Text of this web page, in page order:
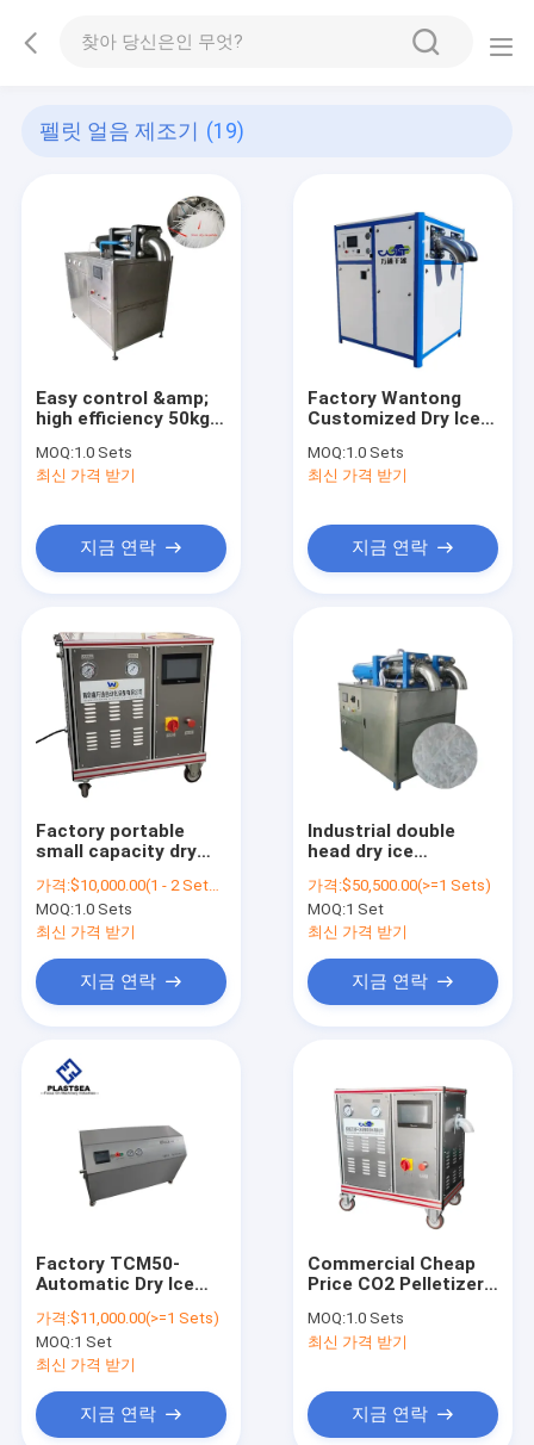
펠릿 얼음 제조기 (19)
Easy control &amp;
high efficiency 50kg
machine dry ice
machine dry ice
MOQ:1.0 Sets
최신 가격 받기
지금 연락
Factory Wantong
Customized Dry Ice
Price Dry Ice Making
Machine With Large
MOQ:1.0 Sets
최신 가격 받기
지금 연락
Factory portable
small capacity dry
dry ice pellets maker
for sale
가격:$10,000.00(1 - 2 Sets) $8,200.00(>=3 Sets)
MOQ:1.0 Sets
최신 가격 받기
지금 연락
Industrial double
head dry ice
ice size/dry ice
maker tube ice
machine
가격:$50,500.00(>=1 Sets)
MOQ:1 Set
최신 가격 받기
지금 연락
Factory TCM50-
Automatic Dry Ice
Dry Ice Pelletizer
가격:$11,000.00(>=1 Sets)
MOQ:1 Set
최신 가격 받기
지금 연락
Commercial Cheap
Price CO2 Pelletizer
Machine 30kg/h
50kg/h
MOQ:1.0 Sets
최신 가격 받기
지금 연락